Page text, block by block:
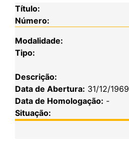
Título:
Número:
Modalidade:
Tipo:
Descrição:
Data de Abertura: 31/12/1969
Data de Homologação: -
Situação: